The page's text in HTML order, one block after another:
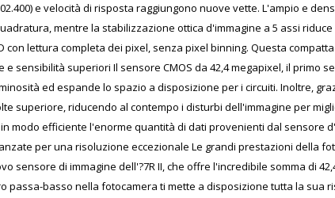
e velocità di risposta raggiungono nuove vette. L'ampio e
mentre la stabilizzazione ottica d'immagine a 5 assi
lettura completa dei pixel, senza pixel binning. Questa
sensibilità superiori Il sensore CMOS da 42,4 megapixel, il primo
ed espande lo spazio a disposizione per i circuiti. Inoltre,
superiore, riducendo al contempo i disturbi dell'immagine per
modo efficiente l'enorme quantità di dati provenienti dal sensore
per una risoluzione eccezionale Le grandi prestazioni della
di immagine dell'?7R II, che offre l'incredibile somma di
basso nella fotocamera ti mette a disposizione tutta la sua